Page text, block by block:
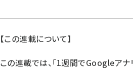
【この連載について】
この連載では、「1週間でGoogleアナ